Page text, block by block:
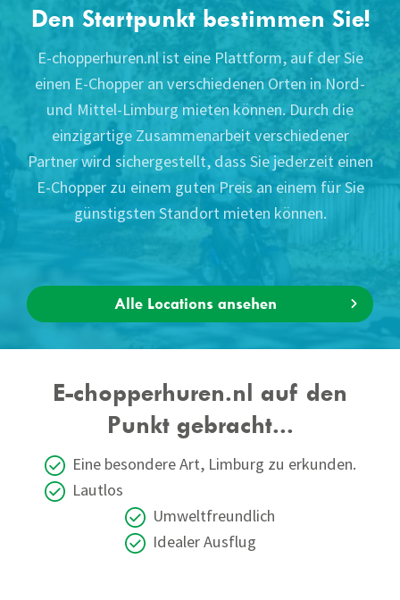
Den Startpunkt bestimmen Sie!
E-chopperhuren.nl ist eine Plattform, auf der Sie
einen E-Chopper an verschiedenen Orten in Nord-
und Mittel-Limburg mieten können. Durch die
einzigartige Zusammenarbeit verschiedener
Partner wird sichergestellt, dass Sie jederzeit einen
E-Chopper zu einem guten Preis an einem für Sie
günstigsten Standort mieten können.
Alle Locations ansehen
E-chopperhuren.nl auf den
Punkt gebracht...
Eine besondere Art, Limburg zu erkunden.
Lautlos
Umweltfreundlich
Idealer Ausflug